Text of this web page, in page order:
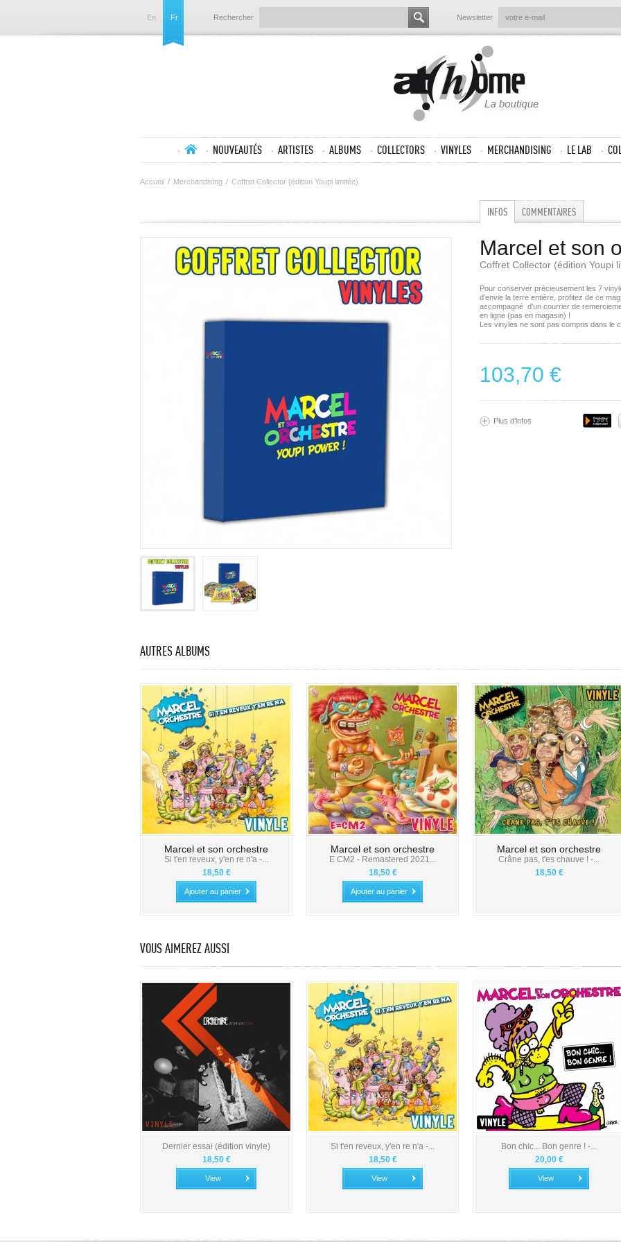
En Fr Rechercher Newsletter
NOUVEAUTÉS ARTISTES ALBUMS COLLECTORS VINYLES MERCHANDISING LE LAB
Accueil / Merchandising / Coffret Collector (édition Youpi limitée)
INFOS COMMENTAIRES
Marcel et son
Coffret Collector (édition Youpi
Pour conserver précieusement les 7
d’envie la terre entière, profitez de ce
accompagné d'un courrier de
en ligne (pas en magasin) !
Les vinyles ne sont pas compris dans le
103,70 €
Plus d’infos
AUTRES ALBUMS
Marcel et son orchestre
Si t'en reveux, y'en re n'a -...
18,50 €
Ajouter au panier
Marcel et son orchestre
E CM2 - Remastered 2021...
18,50 €
Ajouter au panier
Marcel et son orchestre
Crâne pas, t'es chauve ! -...
18,50 €
VOUS AIMEREZ AUSSI
Dernier essai (édition vinyle)
18,50 €
View
Si t'en reveux, y'en re n'a -...
18,50 €
View
Bon chic... Bon genre ! -...
20,00 €
View